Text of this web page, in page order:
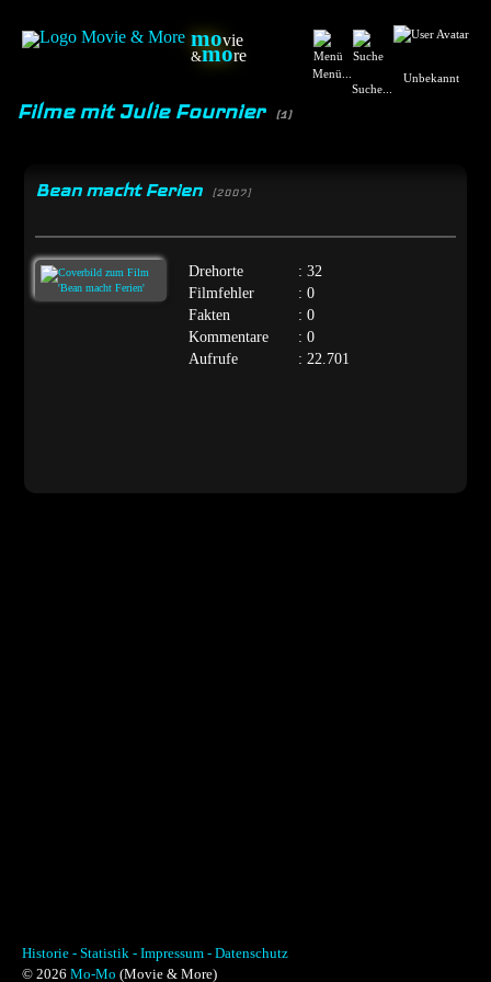
movie
&more
Menü...
Suche...
Unbekannt
Filme mit Julie Fournier (1)
Bean macht Ferien [2007]
Drehorte
: 32
Filmfehler
: 0
Fakten
: 0
Kommentare
: 0
Aufrufe
: 22.701
Historie - Statistik - Impressum - Datenschutz
© 2026 Mo-Mo (Movie & More)